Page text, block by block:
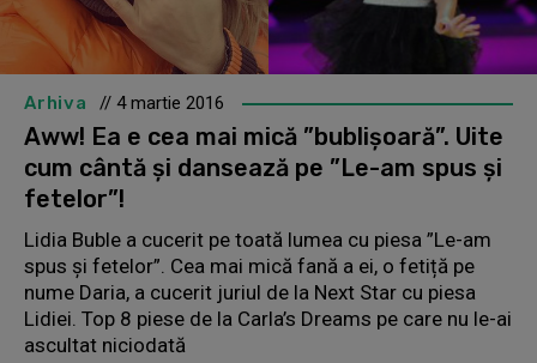
Arhiva // 4 martie 2016
Aww! Ea e cea mai mică ”bublișoară”. Uite
cum cântă și dansează pe ”Le-am spus și
fetelor”!
Lidia Buble a cucerit pe toată lumea cu piesa ”Le-am
spus și fetelor”. Cea mai mică fană a ei, o fetiță pe
nume Daria, a cucerit juriul de la Next Star cu piesa
Lidiei. Top 8 piese de la Carla’s Dreams pe care nu le-ai
ascultat niciodată